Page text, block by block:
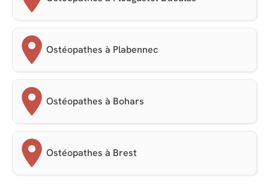
Ostéopathes à Plabennec
Ostéopathes à Bohars
Ostéopathes à Brest